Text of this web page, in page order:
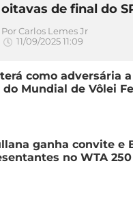
oitavas de final do
Por Carlos Lemes Jr
11/09/2025 11:09
como adversária
Mundial de Vôlei
ganha convite e
no WTA